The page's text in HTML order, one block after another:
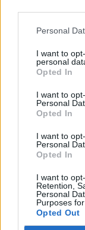
Personal
I want to
personal
Opted In
I want to
Personal
Opted In
I want to
Personal
Opted In
I want to
Retention,
Personal
Purposes
Opted Out
„Rivonos“
ankstyvo
gaminama ir